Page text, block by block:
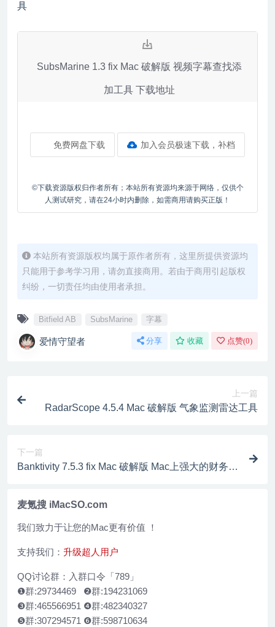
SubsMarine 1.3 fix Mac 破解版 视频字幕查找添
加工具 下载地址
免费网盘下载 加入会员极速下载，补档
©下载资源版权归作者所有；本站所有资源均来源于网络，仅供个
人测试研究，请在24小时内删除，如需商用请购买正版！
本站所有资源版权均属于原作者所有，这里所提供资源均
只能用于参考学习用，请勿直接商用。若由于商用引起版权
纠纷，一切责任均由使用者承担。
Bitfield AB SubsMarine 字幕
爱情守望者 分享 收藏 点赞(0)
上一篇
RadarScope 4.5.4 Mac 破解版 气象监测雷达工具
下一篇
Banktivity 7.5.3 fix Mac 破解版 Mac上强大的财务管
麦氪搜 iMacSO.com
我们致力于让您的Mac更有价值 ！
支持我们： 升级超人用户
QQ讨论群：入群口令「789」
❶群:29734469 ❷群:194231069
❸群:465566951 ❹群:482340327
❺群:307294571 ❻群:598710634